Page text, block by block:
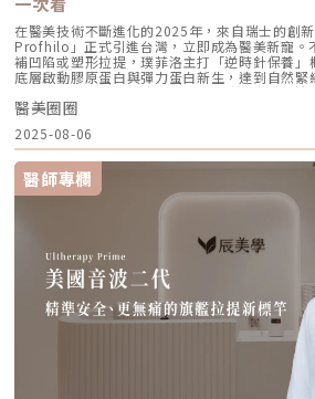
更因為它解決了傳統醫美難以觸及的「盲區」。
「液態拉皮」的概念，從根本提升肌膚彈性。以
中最推薦的：1. 臉部液態拉皮：BAP 五點精準
用。與傳統玻尿酸增加臉部「厚重感」或「體
Profhilo 本質上是液態拉皮。我們採用國際標
的黃金位置： 顴骨高點：啟動中臉肌膚的生物重
交界：透過提升肌膚彈力，自然弱化法令紋的
臉部外側緊緻度，讓輪廓不再鬆垮。 下頷嘴角
弛，恢復皮膚原有的拉力。 下顎角前緣：誘導
緣的曲線。這五個點位並非用來「填充凹陷」，
尿酸在皮下如水幕般擴散，誘導彈力蛋白大量新
隱形的「彈力網」，讓下顎線與中臉自然回歸緊
紋：修復彈力纖維的救星頸部皮膚極薄，且缺乏
彈力纖維斷裂。傳統填充型玻尿酸因為有化學交
膚過薄而產生凸起（毛毛蟲現象）。Profhilo 具
滲透進頸部真皮層，不是填平皺紋，而是從底層
力，是目前改善頸部質感的首選。3. 手背（雞
雙手最容易因彈力蛋白流失而顯得乾癟、血管
充」的方式，啟動手背肌膚的自我修復機制。它
重塑增加組織的彈性與結構感，讓手背肌膚恢復
雅的肌膚張力。4. 口周細紋：自然軟化而不僵
唇周紋，若使用傳統填充物，常會因為增加了
Profhilo 透過液態拉皮的原理，在不改變五官比
膚新生彈力蛋白，從底層「軟化」細小紋路，讓
在醫美技術不斷進化的2025年，來自瑞士的創
Profhilo」正式引進台灣，立即成為醫美新寵。
補凹陷或塑形拉提，璞菲洛主打「逆時針保養
底層啟動膠原蛋白與彈力蛋白新生，達到自然緊
果。 Profhilo更邀請郭台銘夫人曾馨瑩擔任形象
點。我們將帶你全面認識這項創新療程，從作用
與常見問題，一次搞懂「逆時針玻尿酸」的魅
麼？ 璞菲洛是一項注射型玻尿酸產品，由瑞士
低分子玻尿酸皮下植入劑」，在台灣獲得衛福
與傳統玻尿酸不同，璞菲洛不以填補凹陷為目
remodeling）方式，喚醒肌膚自身的修復機能
的生成，達到自然緊緻與改善膚質的效果。璞
洛之所以能引發醫美界關注，主要在於它與傳統
透過獨特技術從根本上改善肌膚狀態。以下是璞
獨特「生物重塑」機制：啟動膠原與彈力蛋白再
利高、低分子量玻尿酸複合配方，在不添加交聯
層的纖維母細胞、角質細胞和脂肪細胞，促使膠
生，從源頭改善肌膚鬆弛與老化問題。2. 全面
整體膚質有別於傳統玻尿酸的局部填充，璞菲洛
真皮層與皮下組織。這使得它能全面性地改善肌
度與彈性 深層補水、改善乾燥與粗糙 減少細紋
的效果：告別「饅化臉」璞菲洛的質地較輕盈、
膚本身的飽滿度與光澤，而不是增加額外體積。
改善效果，避免了傳統填充劑可能導致的僵硬或
醫美圈圈
2025-08-06
醫師專欄